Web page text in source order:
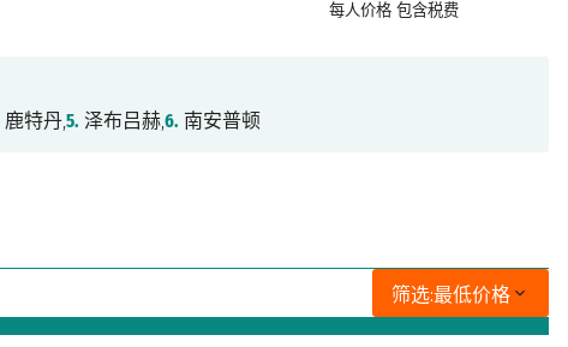
每人价格 包含税费
鹿特丹,5. 泽布吕赫,6. 南安普顿
筛选:最低价格